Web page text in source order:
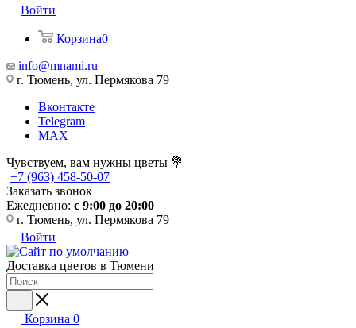
Войти
Корзина0
info@mnami.ru
г. Тюмень, ул. Пермякова 79
Вконтакте
Telegram
MAX
Чувствуем, вам нужны цветы 💐
+7 (963) 458-50-07
Заказать звонок
Ежедневно: с 9:00 до 20:00
г. Тюмень, ул. Пермякова 79
Войти
Доставка цветов в Тюмени
Корзина 0